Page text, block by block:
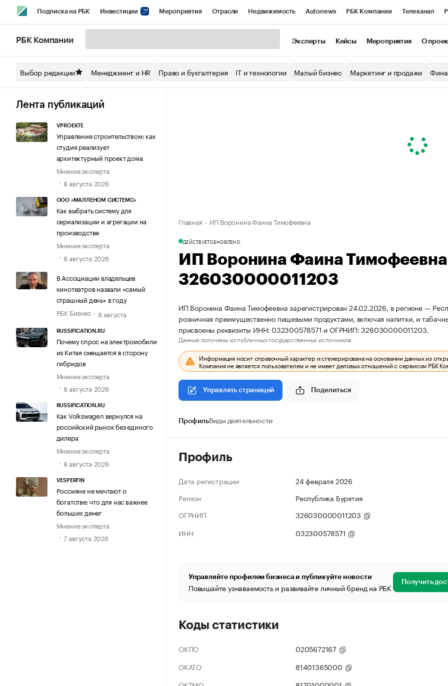
Подписка на РБК Инвестиции Мероприятия Отрасли Недвижимость Autonews РБК Компании Телеканал
Спецпроекты СПб Конференции СПб Спецпроекты Экономика Бизнес
Технологии и медиа
РБК Компании Эксперты Кейсы Мероприятия О
Выбор редакции Менеджмент и HR Право и бухгалтерия IT и технологии Малый бизнес Маркетинг и продажи
Лента публикаций
VPROEKTE
Управление строительством: как
студия реализует
архитектурный проект дома
Мнение эксперта
8 августа 2026
ООО «МАЛЛЕНОМ СИСТЕМС»
Как выбрать систему для
сериализации и агрегации на
производстве
Мнение эксперта
8 августа 2026
В Ассоциации владельцев
кинотеатров назвали «самый
страшный день» в году
РБК Бизнес
8 августа
RUSSIFICATION.RU
Почему спрос на электромобили
из Китая смещается в сторону
гибридов
Мнение эксперта
8 августа 2026
RUSSIFICATION.RU
Как Volkswagen вернулся на
российский рынок без единого
дилера
Мнение эксперта
8 августа 2026
VESPERFIN
Россияне не мечтают о
богатстве: что для нас важнее
больших денег
Мнение эксперта
7 августа 2026
Главная ИП Воронина Фаина Тимофеевна
ДЕЙСТВУЕТОБНОВЛЕНО
ИП Воронина Фаина
326030000011203
ИП Воронина Фаина Тимофеевна зарегистрирован 24.02.2026, в регионе —
розничная преимущественно пищевыми продуктами, включая напитки, и
присвоены реквизиты ИНН: 032300578571 и ОГРНИП: 326030000011203.
Данные получены из публичных государственных источников.
Информация носит справочный характер и сгенерирована на основании данных из
Компания не является пользователем и не имеет деловых отношений с сервисом РБК
Управлять страницей Поделиться
ПрофильВиды деятельности
Профиль
Дата регистрации
24 февраля 2026
Регион
Республика Бурятия
ОГРНИП
326030000011203
ИНН
032300578571
Управляйте профилем бизнеса и публикуйте новости
Повышайте узнаваемость и развивайте личный бренд на РБК Получить
Коды статистики
ОКПО
0205672167
ОКАТО
81401365000